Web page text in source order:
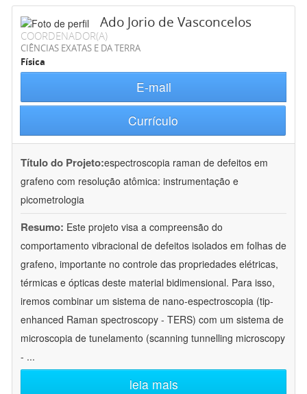
Ado Jorio de Vasconcelos
COORDENADOR(A)
CIÊNCIAS EXATAS E DA TERRA
Física
E-mail
Currículo
Título do Projeto:espectroscopia raman de defeitos em
grafeno com resolução atômica: instrumentação e
picometrologia
Resumo: Este projeto visa a compreensão do
comportamento vibracional de defeitos isolados em folhas de
grafeno, importante no controle das propriedades elétricas,
térmicas e ópticas deste material bidimensional. Para isso,
iremos combinar um sistema de nano-espectroscopia (tip-
enhanced Raman spectroscopy - TERS) com um sistema de
microscopia de tunelamento (scanning tunnelling microscopy
- ...
leia mais